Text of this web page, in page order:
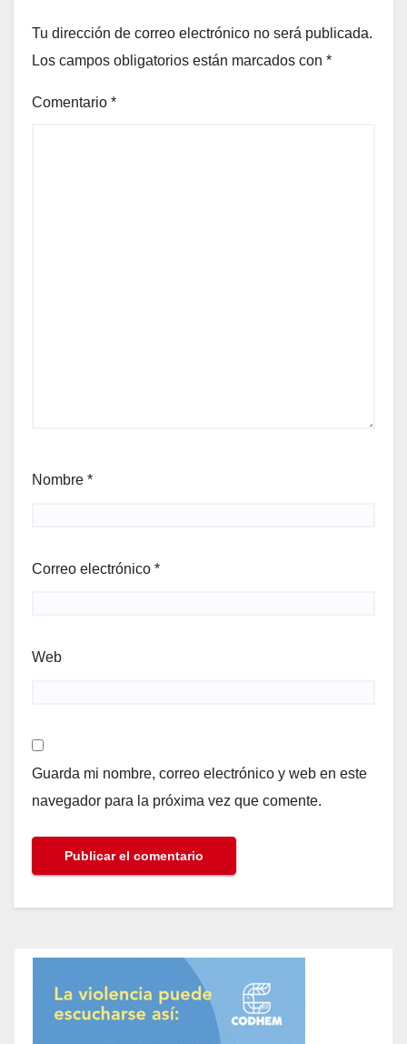
Tu dirección de correo electrónico no será publicada.
Los campos obligatorios están marcados con *
Comentario *
Nombre *
Correo electrónico *
Web
Guarda mi nombre, correo electrónico y web en este
navegador para la próxima vez que comente.